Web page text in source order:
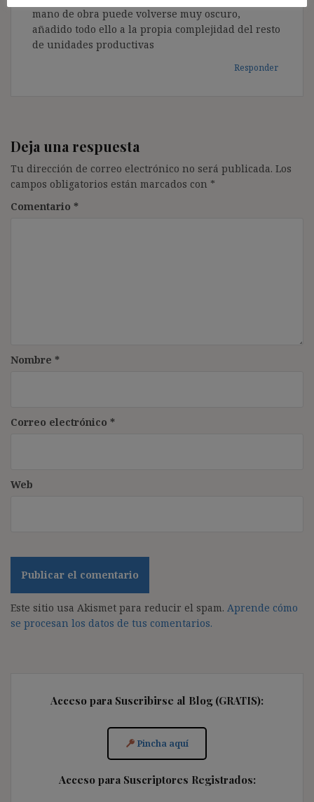
mano de obra puede volverse muy oscuro,
añadido todo ello a la propia complejidad del resto
de unidades productivas
Responder
Deja una respuesta
Tu dirección de correo electrónico no será publicada. Los
campos obligatorios están marcados con *
Comentario *
Nombre *
Correo electrónico *
Web
Este sitio usa Akismet para reducir el spam. Aprende cómo
se procesan los datos de tus comentarios.
Acceso para Suscribirse al Blog (GRATIS):
Pincha aquí
Acceso para Suscriptores Registrados: